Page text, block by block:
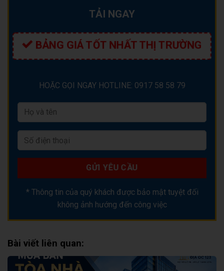
TẢI NGAY
BẢNG GIÁ TỐT NHẤT THỊ TRƯỜNG
HOẶC GỌI NGAY HOTLINE: 0917 58 58 79
* Thông tin của quý khách được bảo mật tuyệt đối
không ảnh hướng đến công việc
Bài viết liên quan: